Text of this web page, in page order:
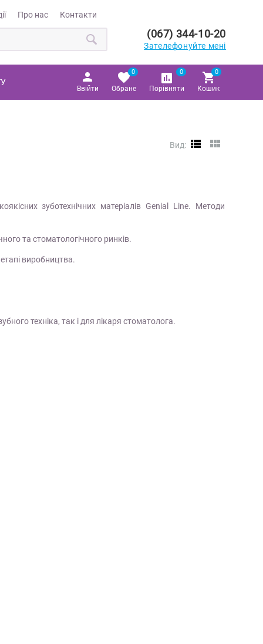
Про нас Контакти
(067) 344-10-20
Зателефонуйте мені
Ввійти Обране
0
Порівняти
0
Кошик
0
Вид:
зуботехнічних матеріалів Genial Line. Методи
та стоматологічного ринків.
виробництва.
техніка, так і для лікаря стоматолога.